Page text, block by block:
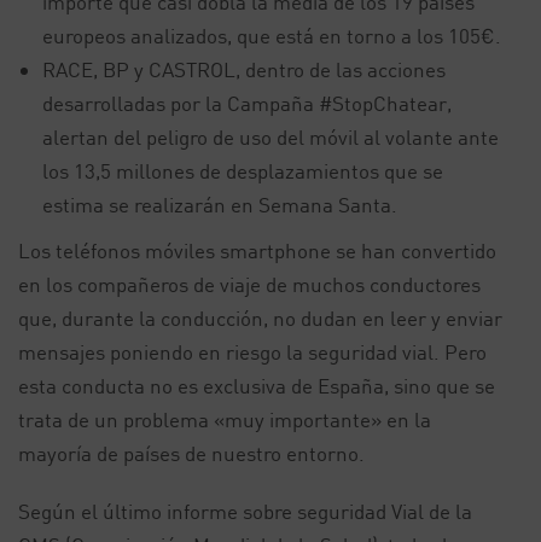
europeos analizados, que está en torno a los 105€.
RACE, BP y CASTROL, dentro de las acciones
desarrolladas por la Campaña #StopChatear,
alertan del peligro de uso del móvil al volante ante
los 13,5 millones de desplazamientos que se
estima se realizarán en Semana Santa.
Los teléfonos móviles smartphone se han convertido
en los compañeros de viaje de muchos conductores
que, durante la conducción, no dudan en leer y enviar
mensajes poniendo en riesgo la seguridad vial. Pero
esta conducta no es exclusiva de España, sino que se
trata de un problema «muy importante» en la
mayoría de países de nuestro entorno.
Según el último informe sobre seguridad Vial de la